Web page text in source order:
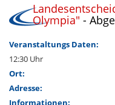
Olympia" -
Veranstaltungs Daten:
12:30 Uhr
Ort:
Adresse:
Informationen: